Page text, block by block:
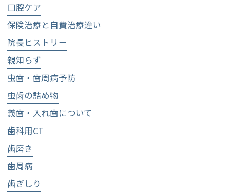
口腔ケア
保険治療と自費治療違い
院長ヒストリー
親知らず
虫歯・歯周病予防
虫歯の詰め物
義歯・入れ歯について
歯科用CT
歯磨き
歯周病
歯ぎしり